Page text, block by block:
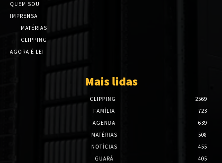
QUEM SOU
IMPRENSA
MATÉRIAS
CLIPPING
AGORA É LEI
Mais lidas
CLIPPING
2569
FAMÍLIA
723
AGENDA
639
MATÉRIAS
508
NOTÍCIAS
455
GUARÁ
405